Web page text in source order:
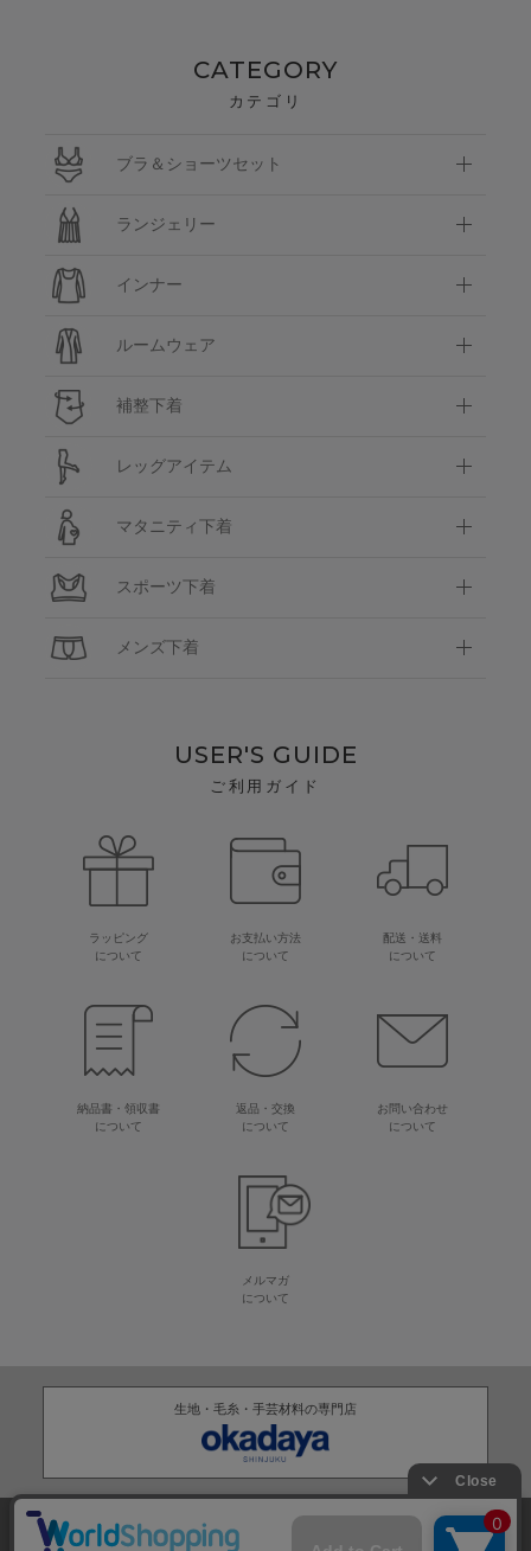
CATEGORY
カテゴリ
ブラ＆ショーツセット
ランジェリー
インナー
ルームウェア
補整下着
レッグアイテム
マタニティ下着
スポーツ下着
メンズ下着
USER'S GUIDE
ご利用ガイド
ラッピング
について
お支払い方法
について
配送・送料
について
納品書・領収書
について
返品・交換
について
お問い合わせ
について
メルマガ
について
生地・毛糸・手芸材料の専門店
株式会社オカダヤ